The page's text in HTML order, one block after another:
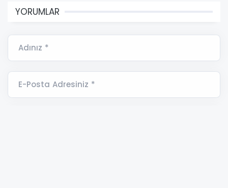
YORUMLAR
Adınız *
E-Posta Adresiniz *